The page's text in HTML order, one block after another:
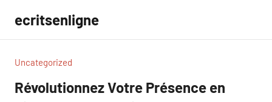
contenu
ecritsenligne
Uncategorized
Révolutionnez Votre Présence en